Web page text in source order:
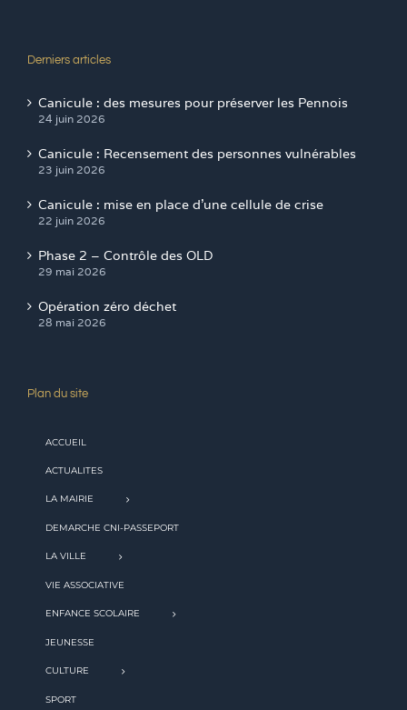
Derniers articles
Canicule : des mesures pour préserver les Pennois
24 juin 2026
Canicule : Recensement des personnes vulnérables
23 juin 2026
Canicule : mise en place d’une cellule de crise
22 juin 2026
Phase 2 – Contrôle des OLD
29 mai 2026
Opération zéro déchet
28 mai 2026
Plan du site
ACCUEIL
ACTUALITES
LA MAIRIE
DEMARCHE CNI-PASSEPORT
LA VILLE
VIE ASSOCIATIVE
ENFANCE SCOLAIRE
JEUNESSE
CULTURE
SPORT